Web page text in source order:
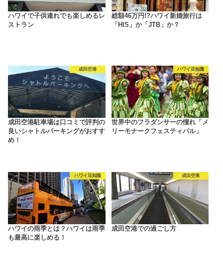
ハワイで子供連れでも楽しめるレ
ストラン
総額46万円!?ハワイ新婚旅行は
「HIS」か「JTB」か？
成田空港
成田空港駐車場は口コミで評判の
良いシャトルパーキングがおすす
め！
ハワイ豆知識
世界中のフラダンサーの憧れ「メ
リーモナークフェスティバル」
ハワイ豆知識
ハワイの雨季とは？ハワイは雨季
も最高に楽しめる！
成田空港
成田空港での過ごし方